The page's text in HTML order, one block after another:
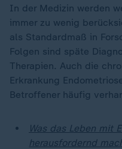
In der Medizin werden
immer zu wenig
als Standardmaß in
Folgen sind späte
Therapien. Auch die
Erkrankung
Betroffener häufig
Was das Leben mit
herausfordernd